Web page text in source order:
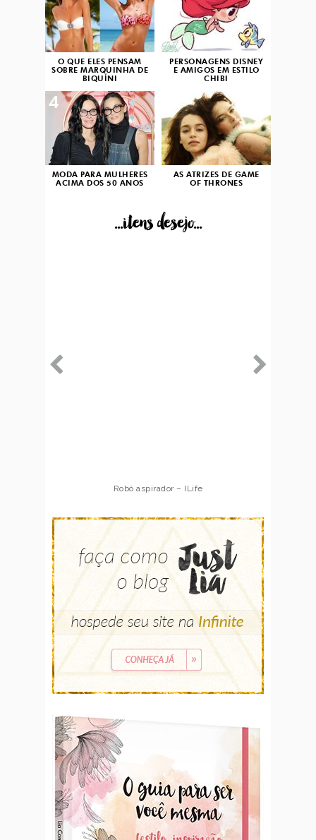
O QUE ELES PENSAM
SOBRE MARQUINHA DE
BIQUÍNI
PERSONAGENS DISNEY
E AMIGOS EM ESTILO
CHIBI
MODA PARA MULHERES
ACIMA DOS 50 ANOS
4
AS ATRIZES DE GAME
OF THRONES
...itens desejo...
Robô aspirador – ILife